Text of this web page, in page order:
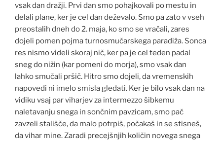
.
c
o
m
/
b
u
y
-
m
o
d
vsak dan dražji. Prvi dan smo pohajkovali po mestu in
delali plane, ker je cel dan deževalo. Smo pa zato v vseh
preostalih dneh do 2. maja, ko smo se vračali, zares
dojeli pomen pojma turnosmučarskega paradiža. Sonca
res nismo videli skoraj nič, ker pa je cel teden padal
sneg do nižin (kar pomeni do morja), smo vsak dan
lahko smučali pršič. Hitro smo dojeli, da vremenskih
napovedi ni imelo smisla gledati. Ker je bilo vsak dan na
vidiku vsaj par viharjev za intermezzo šibkemu
naletavanju snega in sončnim pavzicam, smo pač
zavzeli stališče, da malo potrpiš, počakaš in se stisneš,
da vihar mine. Zaradi precejšnjih količin novega snega